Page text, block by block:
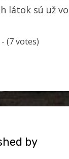
látok sú už
(7 votes)
by